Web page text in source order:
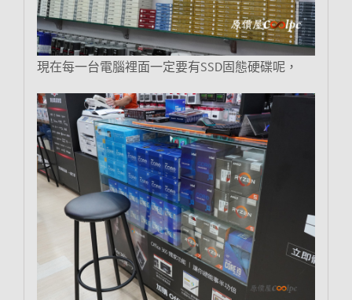
現在每一台電腦裡面一定要有SSD固態硬碟呢，